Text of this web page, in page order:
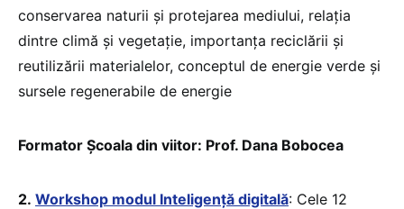
conservarea naturii și protejarea mediului, relația
dintre climă și vegetație, importanța reciclării și
reutilizării materialelor, conceptul de energie verde și
sursele regenerabile de energie
Formator Școala din viitor: Prof. Dana Bobocea
2. Workshop modul Inteligență digitală: Cele 12